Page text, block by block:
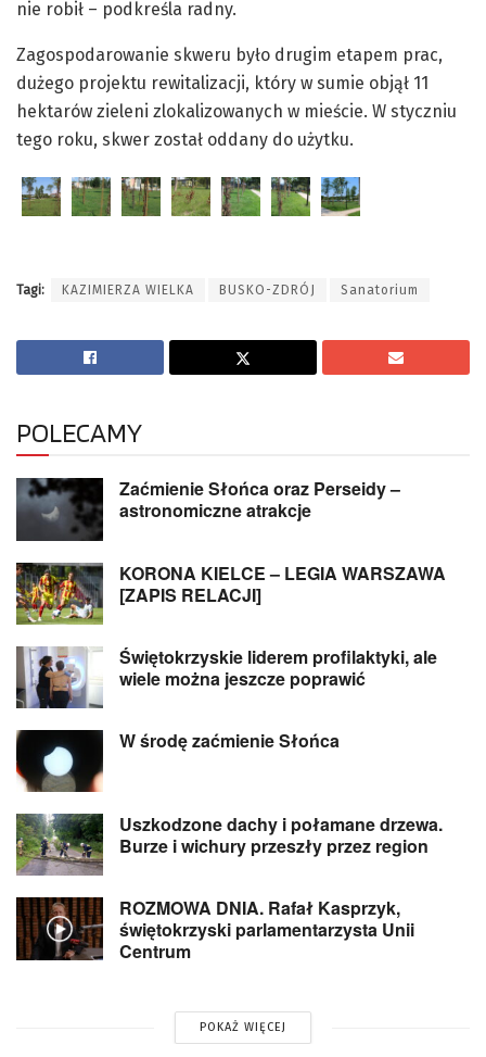
nie robił – podkreśla radny.
Zagospodarowanie skweru było drugim etapem prac,
dużego projektu rewitalizacji, który w sumie objął 11
hektarów zieleni zlokalizowanych w mieście. W styczniu
tego roku, skwer został oddany do użytku.
Tagi: KAZIMIERZA WIELKA BUSKO-ZDRÓJ Sanatorium
POLECAMY
Zaćmienie Słońca oraz Perseidy –
astronomiczne atrakcje
KORONA KIELCE – LEGIA WARSZAWA
[ZAPIS RELACJI]
Świętokrzyskie liderem profilaktyki, ale
wiele można jeszcze poprawić
W środę zaćmienie Słońca
Uszkodzone dachy i połamane drzewa.
Burze i wichury przeszły przez region
ROZMOWA DNIA. Rafał Kasprzyk,
świętokrzyski parlamentarzysta Unii
Centrum
POKAŻ WIĘCEJ